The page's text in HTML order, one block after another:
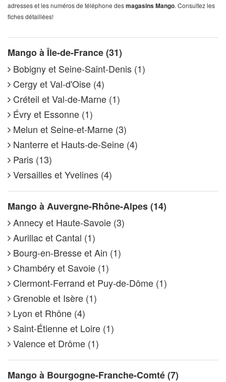
adresses et les numéros de téléphone desmagasins Mango. Consultez les
fiches détaillées!
Mango à Île-de-France (31)
Bobigny et Seine-Saint-Denis (1)
Cergy et Val-d'Oise (4)
Créteil et Val-de-Marne (1)
Évry et Essonne (1)
Melun et Seine-et-Marne (3)
Nanterre et Hauts-de-Seine (4)
Paris (13)
Versailles et Yvelines (4)
Mango à Auvergne-Rhône-Alpes (14)
Annecy et Haute-Savoie (3)
Aurillac et Cantal (1)
Bourg-en-Bresse et Ain (1)
Chambéry et Savoie (1)
Clermont-Ferrand et Puy-de-Dôme (1)
Grenoble et Isère (1)
Lyon et Rhône (4)
Saint-Étienne et Loire (1)
Valence et Drôme (1)
Mango à Bourgogne-Franche-Comté (7)